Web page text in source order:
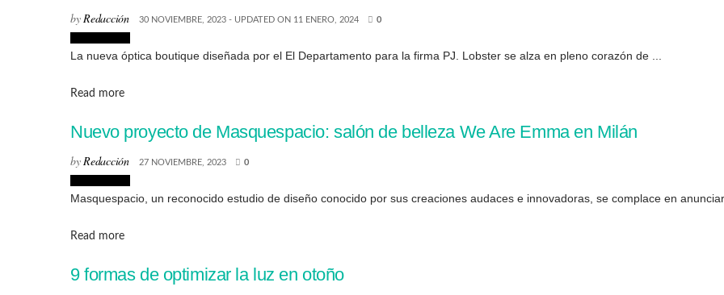
byRedacción 30 NOVIEMBRE, 2023 - UPDATED ON 11 ENERO, 2024 0
La nueva óptica boutique diseñada por el El Departamento para la firma PJ. Lobster se alza en pleno corazón de ...
Read moreDetails
Nuevo proyecto de Masquespacio: salón de belleza We Are Emma en Milán
byRedacción 27 NOVIEMBRE, 2023 0
Masquespacio, un reconocido estudio de diseño conocido por sus creaciones audaces e innovadoras, se complace en
Read moreDetails
9 formas de optimizar la luz en otoño